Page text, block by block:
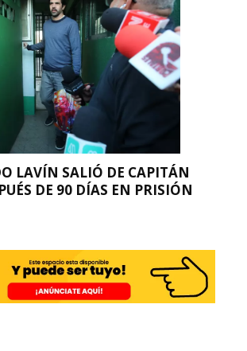
LAVÍN SALIÓ DE CAPITÁN
DE 90 DÍAS EN PRISIÓN